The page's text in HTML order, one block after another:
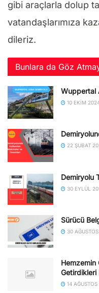
gibi araçlarla dolup
vatandaşlarımıza
dileriz.
Bunlara da Göz
Wuppertal
10 EKIM
22 ŞUBAT
Demiryolu
30 EYLÜL
Sürücü
30
Getirdikleri
14